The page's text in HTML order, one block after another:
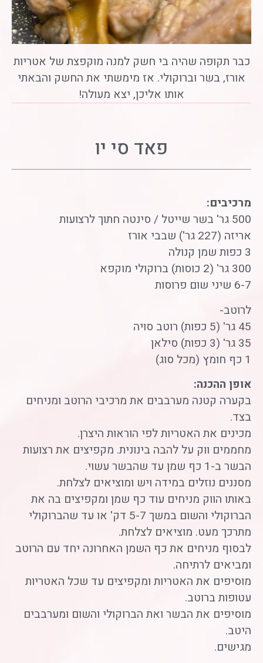
כבר תקופה שהיה בי חשק למנה מוקפצת של אטריות
אורז, בשר וברוקולי. אז מימשתי את החשק והבאתי
אותו אליכן, יצא מעולה!
פאד סי יו
מרכיבים:
500 גר' בשר שייטל / סינטה חתוך לרצועות
אריזה (227 גר') שבבי אורז
3 כפות שמן קנולה
300 גר' (2 כוסות) ברוקולי מוקפא
6-7 שיני שום פרוסות
לרוטב-
45 גר' (5 כפות) רוטב סויה
35 גר' (3 כפות) סילאן
1 כף חומץ (מכל סוג)
אופן ההכנה:
בקערה קטנה מערבבים את מרכיבי הרוטב ומניחים
בצד.
מכינים את האטריות לפי הוראות היצרן.
מחממים ווק על להבה בינונית. מקפיצים את רצועות
הבשר ב-1 כף שמן עד שהבשר עשוי.
מסננים נוזלים במידה ויש ומוציאים לצלחת.
באותו הווק מניחים עוד כף שמן ומקפיצים בה את
הברוקולי והשום במשך 5-7 דק' או עד שהברוקולי
מתרכך מעט. מוציאים לצלחת.
לבסוף מניחים את כף השמן האחרונה יחד עם הרוטב
ומביאים לרתיחה.
מוסיפים את האטריות ומקפיצים עד שכל האטריות
עטופות ברוטב.
מוסיפים את הבשר ואת הברוקולי והשום ומערבבים
היטב.
מגישים.